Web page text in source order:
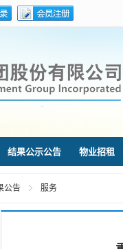
结果公示公告 物业招租
公告 服务